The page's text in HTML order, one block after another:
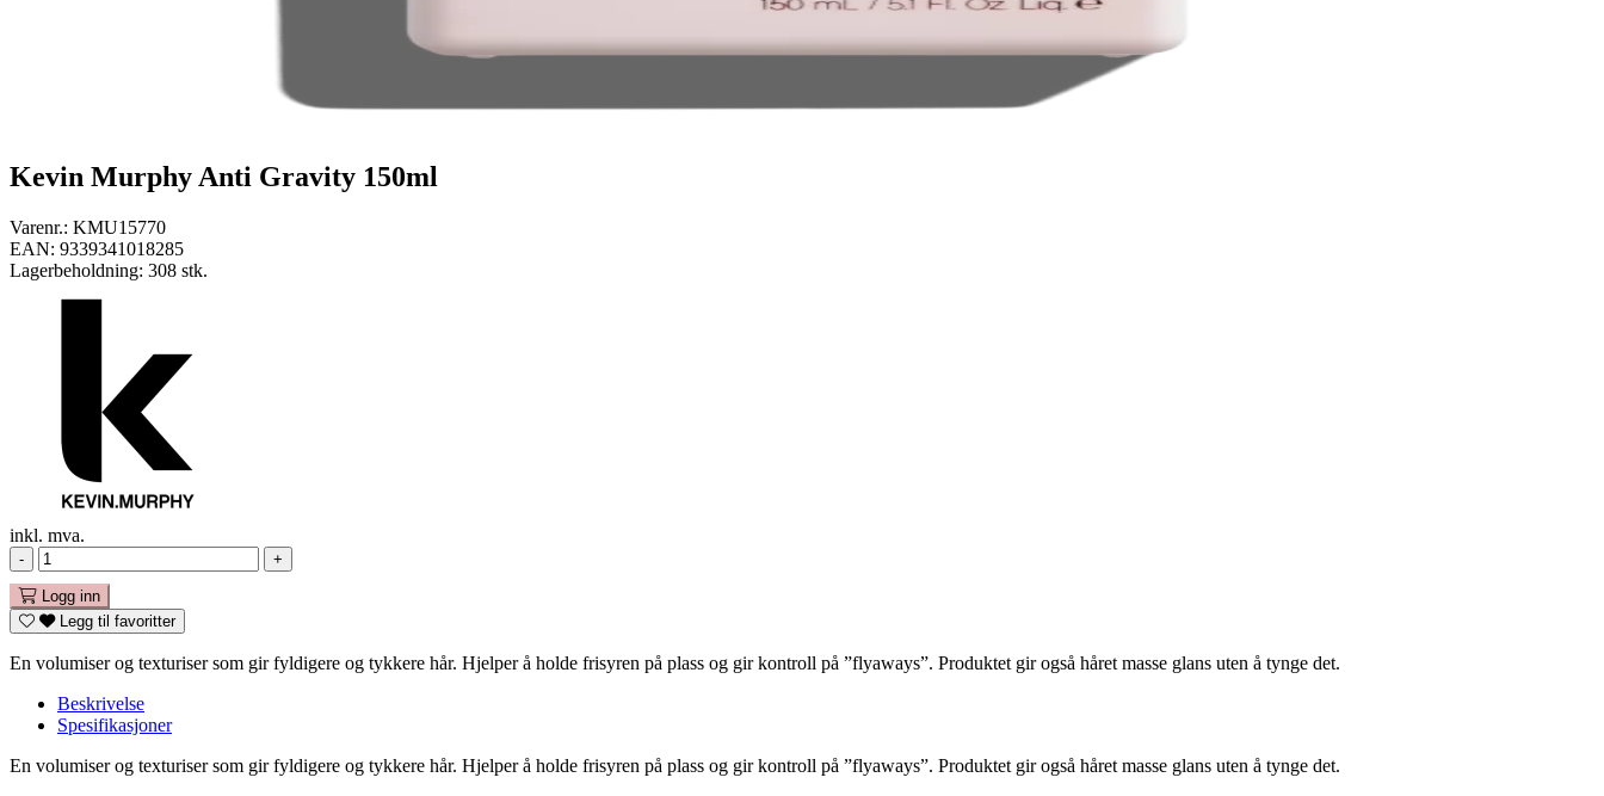
Kevin Murphy Anti Gravity 150ml
Varenr.: KMU15770
EAN: 9339341018285
Lagerbeholdning: 308 stk.
inkl. mva.
- +
Logg inn
Legg til favoritter
En volumiser og texturiser som gir fyldigere og tykkere hår. Hjelper å holde frisyren på plass og gir kontroll på ”flyaways”. Produktet gir også håret masse glans uten å tynge det.
Beskrivelse
Spesifikasjoner
En volumiser og texturiser som gir fyldigere og tykkere hår. Hjelper å holde frisyren på plass og gir kontroll på ”flyaways”. Produktet gir også håret masse glans uten å tynge det.